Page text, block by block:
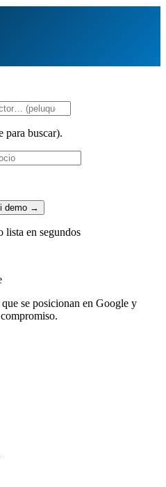
para buscar).
demo →
lista en segundos
se posicionan en Google y